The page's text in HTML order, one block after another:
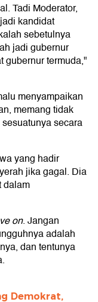
Tadi Moderator,
kandidat
sebetulnya
jadi gubernur
gubernur termuda,"
menyampaikan
memang tidak
secara
yang hadir
jika gagal. Dia
dalam
on. Jangan
adalah
dan tentunya
Demokrat,